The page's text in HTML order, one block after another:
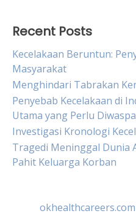
Recent Posts
Kecelakaan Beruntun:
Masyarakat
Menghindari Tabrakan
Penyebab Kecelakaan di
Utama yang Perlu
Investigasi Kronologi
Tragedi Meninggal Dunia
Pahit Keluarga Korban
okhealthcareers.com